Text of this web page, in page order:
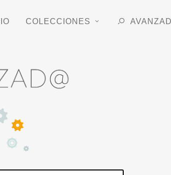
COLECCIONES